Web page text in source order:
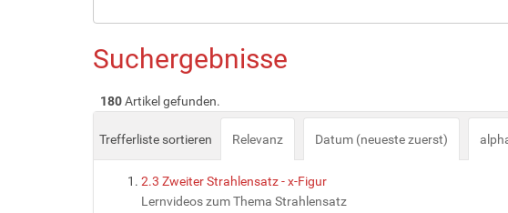
Suchergebnisse
180Artikel gefunden.
Trefferliste sortieren Relevanz Datum (neueste zuerst)
2.3 Zweiter Strahlensatz - x-Figur
Lernvideos zum Thema Strahlensatz